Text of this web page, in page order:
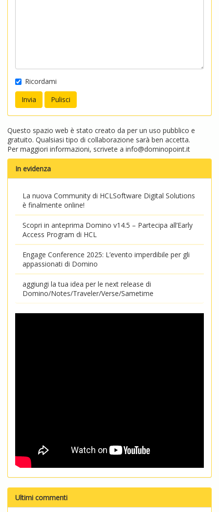
Ricordami
Questo spazio web è stato creato da per un uso pubblico e
gratuito. Qualsiasi tipo di collaborazione sarà ben accetta.
Per maggiori informazioni, scrivete a info@dominopoint.it
In evidenza
La nuova Community di HCLSoftware Digital Solutions
è finalmente online!
Scopri in anteprima Domino v14.5 – Partecipa all’Early
Access Program di HCL
Engage Conference 2025: L’evento imperdibile per gli
appassionati di Domino
aggiungi la tua idea per le next release di
Domino/Notes/Traveler/Verse/Sametime
Ultimi commenti